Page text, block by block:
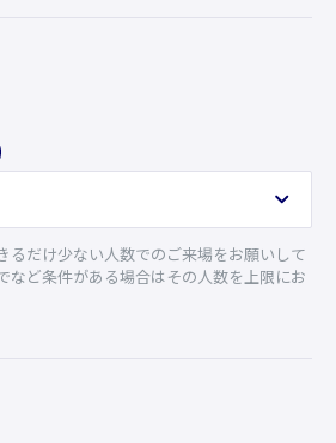
だけ少ない人数でのご来場をお願いして
など条件がある場合はその人数を上限にお